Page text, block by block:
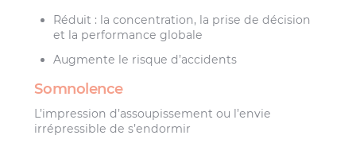
Réduit : la concentration, la prise de décision
et la performance globale
Augmente le risque d’accidents
Somnolence
L’impression d’assoupissement ou l’envie
irrépressible de s’endormir